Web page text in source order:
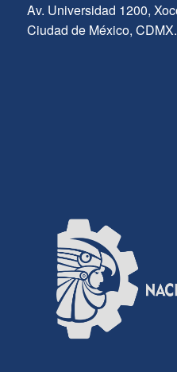
Av. Universidad 1200,
Ciudad de México, CDMX.